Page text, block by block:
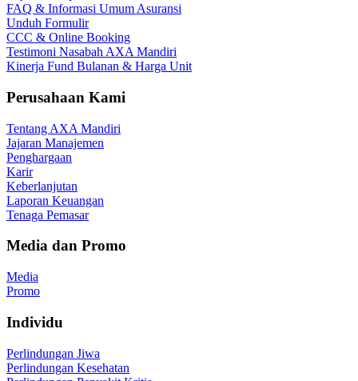
FAQ & Informasi Umum Asuransi
Unduh Formulir
CCC & Online Booking
Testimoni Nasabah AXA Mandiri
Kinerja Fund Bulanan & Harga Unit
Perusahaan Kami
Tentang AXA Mandiri
Jajaran Manajemen
Penghargaan
Karir
Keberlanjutan
Laporan Keuangan
Tenaga Pemasar
Media dan Promo
Media
Promo
Individu
Perlindungan Jiwa
Perlindungan Kesehatan